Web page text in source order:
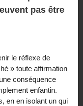
pas être
le réflexe de
» toute affirmation
conséquence
enfantin.
en en isolant un qui